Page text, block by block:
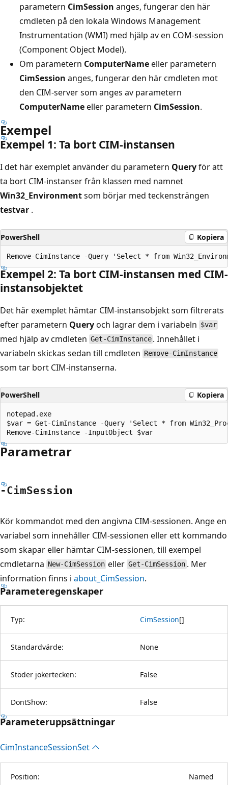
parametern CimSession anges, fungerar den här
cmdleten på den lokala Windows Management
Instrumentation (WMI) med hjälp av en COM-session
(Component Object Model).
Om parametern ComputerNameeller parametern
CimSession anges, fungerar den här cmdleten mot
den CIM-server som anges av parametern
ComputerNameeller parametern CimSession.
Exempel
Exempel 1: Ta bort CIM-instansen
I det här exemplet använder du parametern Queryför att
ta bort CIM-instanser från klassen med namnet
Win32_Environmentsom börjar med teckensträngen
testvar .
PowerShell Kopiera
Exempel 2: Ta bort CIM-instansen med CIM-
instansobjektet
Det här exemplet hämtar CIM-instansobjekt som filtrerats
efter parametern Queryoch lagrar dem i variabeln $var
med hjälp av cmdleten Get-CimInstance . Innehållet i
variabeln skickas sedan till cmdleten
Remove-CimInstance
som tar bort CIM-instanserna.
PowerShell Kopiera
notepad.exe
$var = Get-CimInstance -Query 'Select * from
Parametrar
-CimSession
Kör kommandot med den angivna CIM-sessionen. Ange en
variabel som innehåller CIM-sessionen eller ett kommando
som skapar eller hämtar CIM-sessionen, till exempel
cmdletarna
New-CimSession eller Get-CimSession . Mer
information finns i about_CimSession.
Parameteregenskaper
Typ: CimSession[]
Standardvärde: None
Stöder jokertecken: False
DontShow: False
Parameteruppsättningar
CimInstanceSessionSet
Position: Named